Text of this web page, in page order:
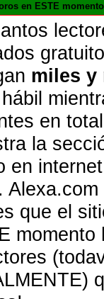
en ESTE
miles y
en
la
en
.
que el